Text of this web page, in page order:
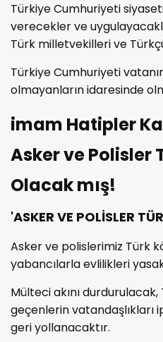
Türkiye Cumhuriyeti
verecekler ve
Türk milletvekilleri ve
Türkiye Cumhuriyeti
olmayanların idaresinde
imam Hatipler
Asker ve Polisler
Olacak mış!
'ASKER VE POLİSLER
Asker ve polislerimiz Türk
yabancılarla evlilikleri
Mülteci akını
geçenlerin vatandaşlıkları
geri yollanacaktır.